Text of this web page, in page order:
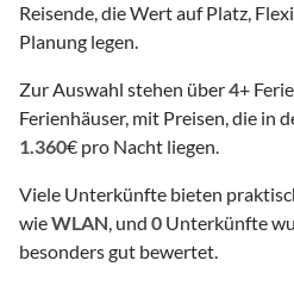
Reisende, die Wert auf Platz,
Planung legen.
Zur Auswahl stehen über4+
Ferienhäuser, mit Preisen, die in
1.360€ pro Nacht liegen.
Viele Unterkünfte bieten
wieWLAN , und 0 Unterkünfte
besonders gut bewertet.